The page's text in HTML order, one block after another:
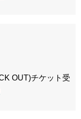
OUT)チケット受